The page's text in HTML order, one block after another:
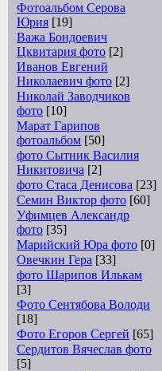
Фотоальбом Серова
Юрия [19]
Важа Бондоевич
Цквитария фото [2]
Иванов Евгений
Николаевич фото [2]
Николай Заводчиков
фото [10]
Марат Гарипов
фотоальбом [50]
фото Сытник Василия
Никитовича [2]
фото Стаса Денисова [23]
Семин Виктор фото [60]
Уфимцев Александр
фото [35]
Марийский Юра фото [0]
Овечкин Гера [33]
фото Шарипов Илькам
[3]
Фото Сентябова Володи
[18]
Фото Егоров Сергей [65]
Сердитов Вячеслав фото
[5]